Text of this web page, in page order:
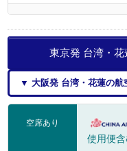
東京発 台湾・
▼ 大阪発 台湾・花蓮の航
空席あり
使用便